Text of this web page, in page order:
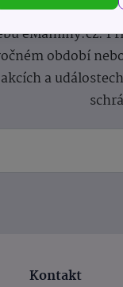
inspirace na
eMaminy.cz.
období
a
Kontakt